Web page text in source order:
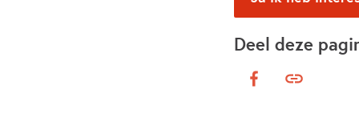
Deel deze